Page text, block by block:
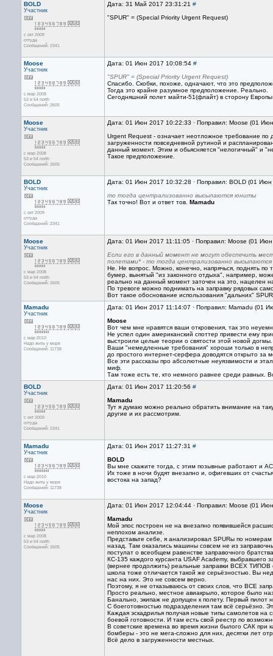
BOLD
Участник
с окт 2009
оттуда
Сообщений: 2341
Дата: 31 Май 2017 23:31:21 #
"SPUR" = (Special Priority Urgent Request)
Moose
Участник
с мар 2008
53 и 54 north
Сообщений: 2605
Дата: 01 Июн 2017 10:08:54 #
"SPUR" = (Special Priority Urgent Request)
Спасибо. Скобки, похоже, одначают, что это
Тогда это крайне разумное предположение. Реально.
Сегодняшний полет майти-51(флайт) в сторону
Moose
Участник
с мар 2008
53 и 54 north
Сообщений: 2605
Дата: 01 Июн 2017 10:22:33 · Поправил: Moose (01
Urgent Request - означает неотложное требование по
загруженности повседневной рутиной и
данный момент. Этим и обьясняется "нелогичный" и
Такое предположение.
BOLD
Участник
с окт 2009
оттуда
Сообщений: 2341
Дата: 01 Июн 2017 10:32:28 · Поправил: BOLD (01
то тогда централизованно высылаются юниты
Так точно! Вот и ответ тов. Mamadu
Moose
Участник
с мар 2008
53 и 54 north
Сообщений: 2605
Дата: 01 Июн 2017 11:11:05 · Поправил: Moose (01
Если его в данный момент не могут обеспечить
полетами* - то тогда централизованно
Не. Не вопрос. Можно, конечно, напрячься, поднять
бумер, вынятый "из законного отдыха", например,
реально на данный момент заточен на это, нацелен
По тревоге можно поднимать на заправку рядовых
Вот такое обоснование использования "дальних"
Mamadu
Участник
с мар 2010
Надо жить у моря
Сообщений: 11738
Дата: 01 Июн 2017 11:14:07 · Поправил: Mamadu (01
Moose
Вот чем мне нравятся ваши откровения, так это
Не успел один американский споттер привести ему
выстроили целые теории о святости этой новой догмы.
Ваши "немедленные требования" хороши только в
до простого интернет-серфера доводятся открыто за
Все эти рассказы про абсолютные неуязвимости и
миф.
Там тоже есть те, кто немного равнее среди равных.
BOLD
Участник
с окт 2009
оттуда
Сообщений: 2341
Дата: 01 Июн 2017 11:20:56 #
Mamadu
Тут я думаю можно реально обратить внимание на
другие и их рассмотрим.
Mamadu
Участник
с мар 2010
Надо жить у моря
Сообщений: 11738
Дата: 01 Июн 2017 11:27:31 #
BOLD
Вы мне скажите тогда, с этим позывные работают и
Их тоже в ночи будят внезапно и, офигевших от
востока на запад?
Moose
Участник
с мар 2008
53 и 54 north
Сообщений: 2605
Дата: 01 Июн 2017 12:04:44 · Поправил: Moose (01
Mamadu
Мой эпос построен не на внезапно появившейся
неплохом анализе.
Представьте себе, я анализировал SPURы по
назад. Там оказались машины совсем не из
постулат о всеобщем равенстве заправочного
КС-135 каждого курсанта USAF Academy, выбравшего
(вернее продолжить) реальные заправки ВСЕХ
школа тоже отличается такой же серьёзностью. Вы
нас на них. Это не совсем верно.
Поэтому, я не отказываюсь от своих слов, что ВСЕ
Просто реально, местное авиакрыло, которое было
Банально, экипаж не допущен к полету. Первый пилот
С боеготовностью подразделения там всё серьёзно.
Каждая эскадрилья получая новые типы самолетов на
боевой готовности. И там есть свой реестр по
В советские времена во время жизни былого САК при
бомберы - это не мега-сложно для них, десятки лет
Всё дело в загруженности местных.